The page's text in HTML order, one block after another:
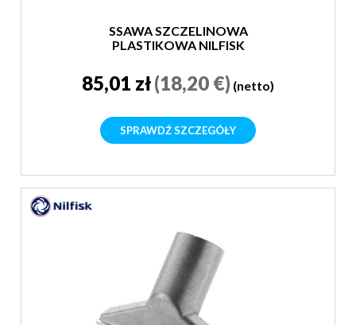
SSAWA SZCZELINOWA
PLASTIKOWA NILFISK
85,01 zł(18,20 €) (netto)
SPRAWDŹ SZCZEGÓŁY